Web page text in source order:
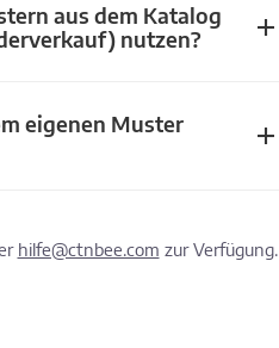
aus dem Katalog
nutzen?
eigenen Muster
hilfe@ctnbee.com zur Verfügung.